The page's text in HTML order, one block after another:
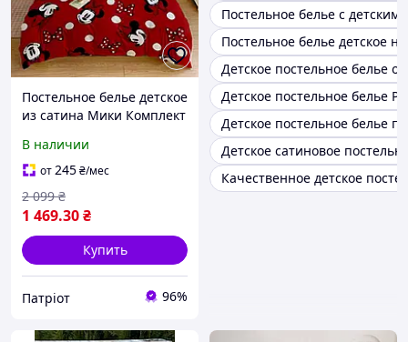
Постельное белье детское
из сатина Мики Комплект
принтом мики маус
В наличии
от245₴/мес
1 469.30₴
2 099 ₴
Купить
Патріот 96%
Постельное белье с детским
Постельное белье детское
Детское постельное белье
Детское постельное белье
Детское постельное белье
Детское сатиновое
Качественное детское